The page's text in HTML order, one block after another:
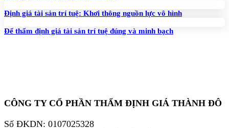
Định giá tài sản trí tuệ: Khơi thông nguồn lực vô hình
Để thẩm định giá tài sản trí tuệ đúng và minh bạch
CÔNG TY CỔ PHẦN THẨM ĐỊNH GIÁ THÀNH ĐÔ
Số ĐKDN: 0107025328